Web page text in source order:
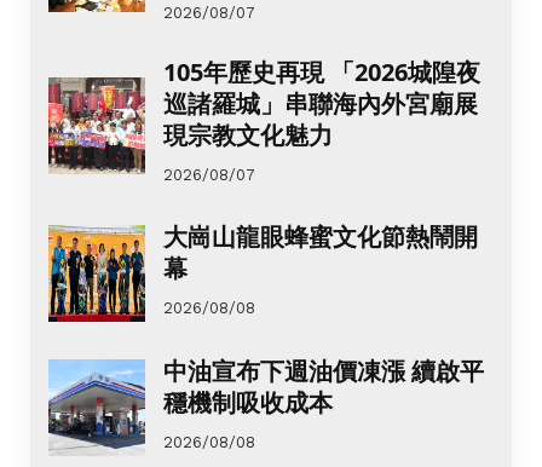
2026/08/07
105年歷史再現 「2026城隍夜
巡諸羅城」串聯海內外宮廟展
現宗教文化魅力
2026/08/07
大崗山龍眼蜂蜜文化節熱鬧開
幕
2026/08/08
中油宣布下週油價凍漲 續啟平
穩機制吸收成本
2026/08/08